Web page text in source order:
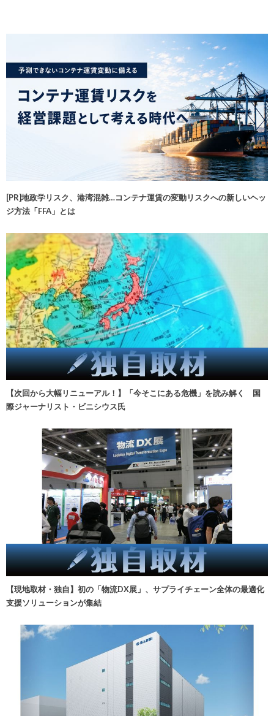
[PR]地政学リスク、港湾混雑…コンテナ運賃の変動リスクへの新しいヘッ
ジ方法「FFA」とは
【次回から大幅リニューアル！】「今そこにある危機」を読み解く 国
際ジャーナリスト・ビニシウス氏
【現地取材・独自】初の「物流DX展」、サプライチェーン全体の最適化
支援ソリューションが集結